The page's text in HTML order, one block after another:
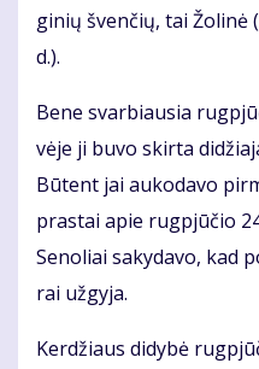
gi­nių šven­čių, tai Žo­li­nė
d.).
Be­ne svar­biau­sia
vė­je ji bu­vo skir­ta
Bū­tent jai au­ko­da­vo
pras­tai apie rug­pjū­čio
Se­no­liai sa­ky­da­vo, kad
rai už­gy­ja.
Ker­džiaus di­dy­bė